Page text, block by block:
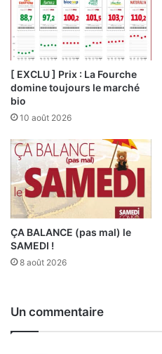
[ EXCLU ] Prix : La Fourche
domine toujours le marché
bio
10 août 2026
ÇA BALANCE (pas mal) le
SAMEDI !
8 août 2026
Un commentaire